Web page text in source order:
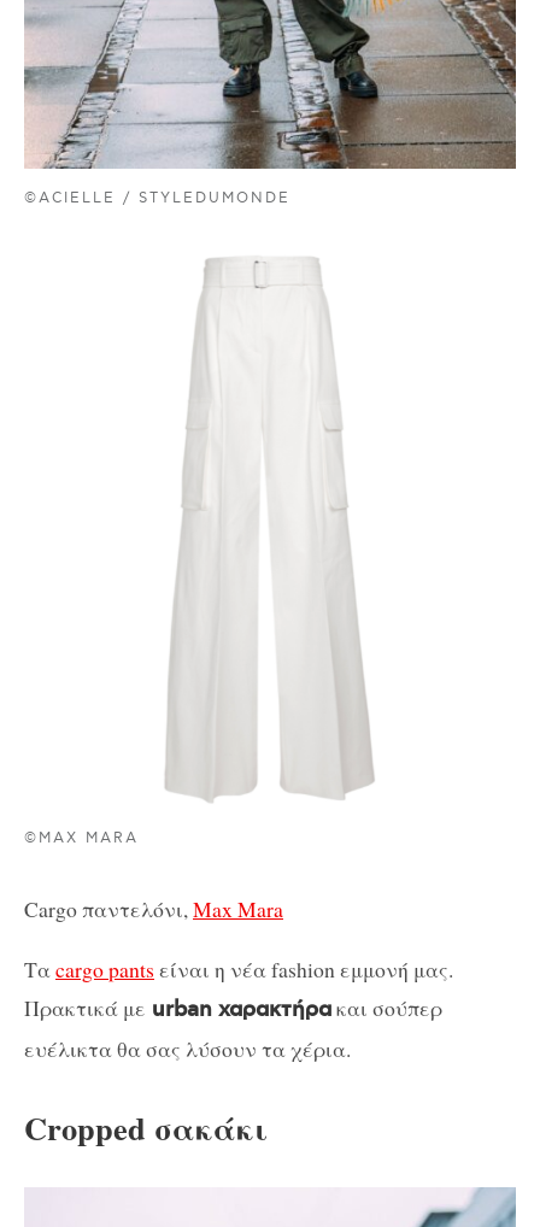
©ACIELLE / STYLEDUMONDE
©MAX MARA
Cargo παντελόνι,Max Mara
Ταcargo pants είναι η νέα fashion εμμονή μας.
Πρακτικά με urban χαρακτήρακαι σούπερ
ευέλικτα θα σας λύσουν τα χέρια.
Cropped σακάκι